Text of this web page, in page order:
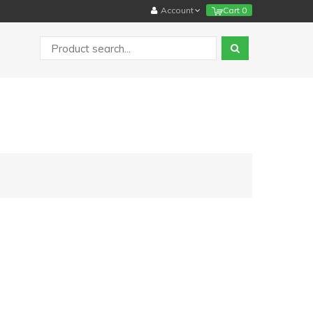
Account Cart 0